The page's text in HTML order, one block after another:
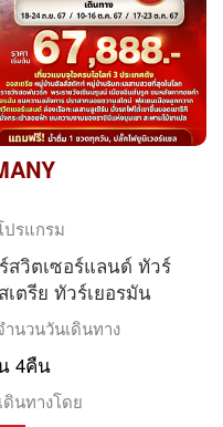
ปรแกรม
สวิตเซอร์แลนด์ ทัวร์
เตรีย ทัวร์เยอรมัน
ำนวนวันเดินทาง
4คืน
เดินทางโดย